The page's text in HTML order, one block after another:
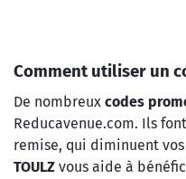
Comment utiliser un
De nombreux codes
Reducavenue.com. Ils
remise, qui diminuent
TOULZ vous aide à